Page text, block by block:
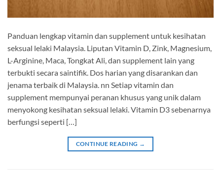
Panduan lengkap vitamin dan supplement untuk kesihatan
seksual lelaki Malaysia. Liputan Vitamin D, Zink, Magnesium,
L-Arginine, Maca, Tongkat Ali, dan supplement lain yang
terbukti secara saintifik. Dos harian yang disarankan dan
jenama terbaik di Malaysia. nn Setiap vitamin dan
supplement mempunyai peranan khusus yang unik dalam
menyokong kesihatan seksual lelaki. Vitamin D3 sebenarnya
berfungsi seperti […]
CONTINUE READING →